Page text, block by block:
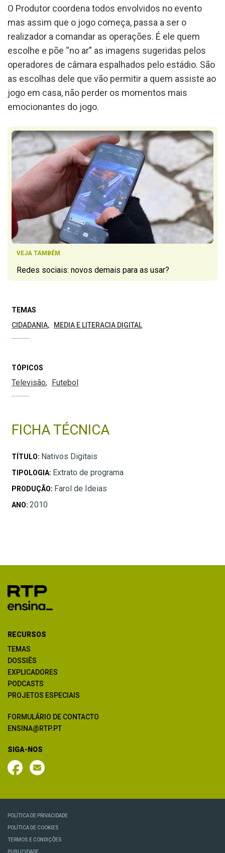
O Produtor coordena todos envolvidos no evento
mas assim que o jogo começa, passa a ser o
realizador a comandar as operações. É ele quem
escolhe e põe “no ar” as imagens sugeridas pelos
operadores de câmara espalhados pelo estádio. São
as escolhas dele que vão permitir a quem assiste ao
jogo em casa, não perder os momentos mais
emocionantes do jogo.
VEJA TAMBÉM
Redes sociais: novos demais para as usar?
TEMAS
CIDADANIA
MEDIA E LITERACIA DIGITAL
TÓPICOS
Televisão Futebol
FICHA TÉCNICA
TÍTULO: Nativos Digitais
TIPOLOGIA: Extrato de programa
PRODUÇÃO: Farol de Ideias
ANO: 2010
RECURSOS
TEMAS
DOSSIÊS
EXPLICADORES
PODCASTS
PROJETOS ESPECIAIS
FORMULÁRIO DE CONTACTO
ENSINA@RTP.PT
SIGA-NOS
POLÍTICA DE PRIVACIDADE
POLÍTICA DE COOKIES
TERMOS E CONDIÇÕES